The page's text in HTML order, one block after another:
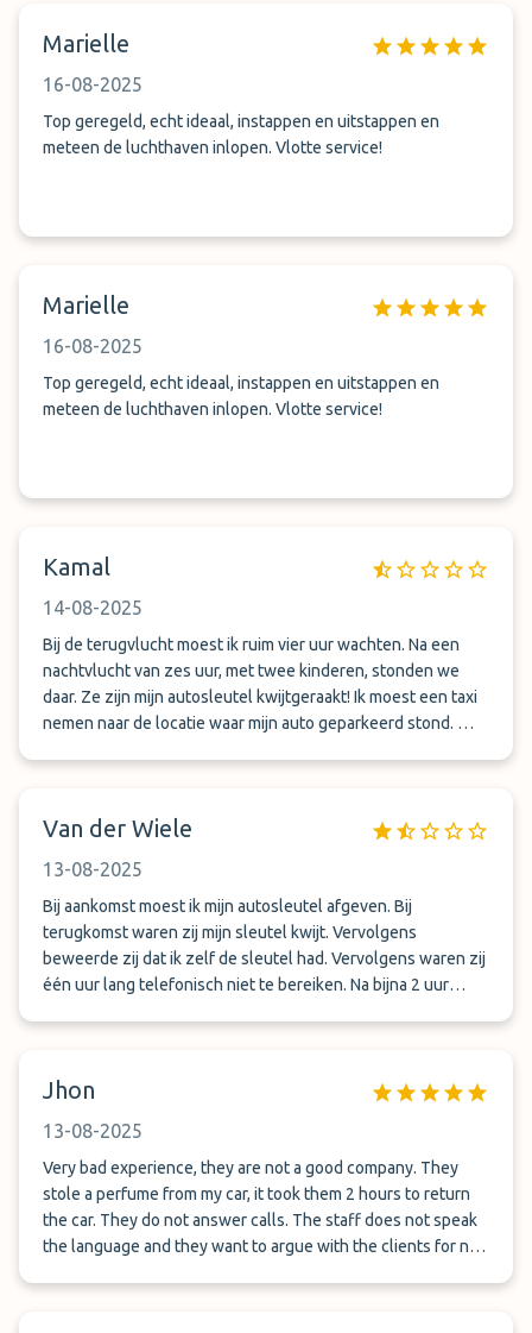
Marielle
16-08-2025
Top geregeld, echt ideaal, instappen en uitstappen en
meteen de luchthaven inlopen. Vlotte service!
Marielle
16-08-2025
Top geregeld, echt ideaal, instappen en uitstappen en
meteen de luchthaven inlopen. Vlotte service!
Kamal
14-08-2025
Bij de terugvlucht moest ik ruim vier uur wachten. Na een
nachtvlucht van zes uur, met twee kinderen, stonden we
daar. Ze zijn mijn autosleutel kwijtgeraakt! Ik moest een taxi
nemen naar de locatie waar mijn auto geparkeerd stond. ​
open raam gestaan. Ik trof de auto aan met
belt, krijg je iemand aan de lijn die nauwelijks Engels spreekt,
onbeschoft is en dreigt dat je de auto helemaal niet meer
terugkrijgt. Vervolgens wordt de telefoon uitgeschakeld en
zijn ze onbereikbaar. ​Dit alles heeft mij ontzettend veel
stress bezorgd. Het is dieptriest en schandalig hoe dit
Van der Wiele
13-08-2025
Bij aankomst moest ik mijn autosleutel afgeven. Bij
terugkomst waren zij mijn sleutel kwijt. Vervolgens
beweerde zij dat ik zelf de sleutel had. Vervolgens waren zij
één uur lang telefonisch niet te bereiken. Na bijna 2 uur
Jhon
13-08-2025
Very bad experience, they are not a good company. They
stole a perfume from my car, it took them 2 hours to return
the car. They do not answer calls. The staff does not speak
the language and they want to argue with the clients for no